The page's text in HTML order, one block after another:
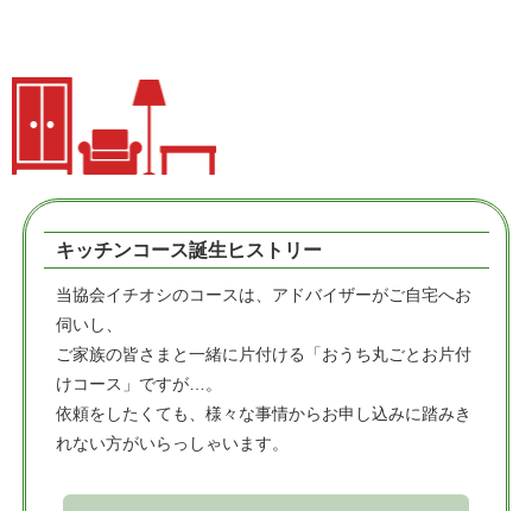
キッチンコース誕生ヒストリー
当協会イチオシのコースは、アドバイザーがご自宅へお
伺いし、
ご家族の皆さまと一緒に片付ける「おうち丸ごとお片付
けコース」ですが…。
依頼をしたくても、様々な事情からお申し込みに踏みき
れない方がいらっしゃいます。